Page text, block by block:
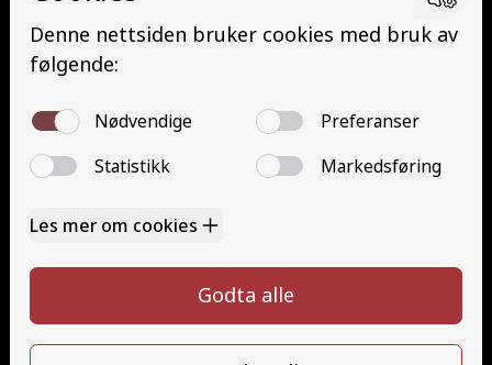
YSK Gods etterutdanning (EYDG)
Nettbasert teorikurs (Teorikurs)
Løfteredskap G11 (Løfteredskap G11)
Lastebilkran (G8) (Lastebilkran (G8))
Motorsykkel (A)
Kontakt
Priser
Elevside
info@halaasts.no